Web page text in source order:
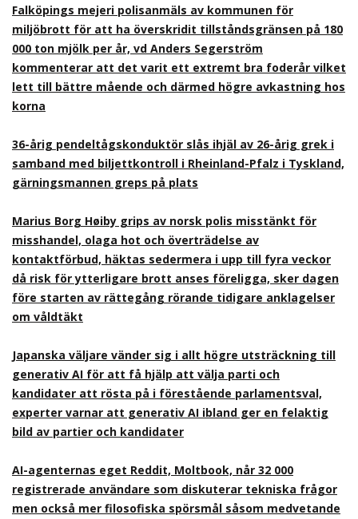
Falköpings mejeri polisanmäls av kommunen för
miljöbrott för att ha överskridit tillståndsgränsen på 180
000 ton mjölk per år, vd Anders Segerström
kommenterar att det varit ett extremt bra foderår vilket
lett till bättre mående och därmed högre avkastning hos
korna
36-årig pendeltågskonduktör slås ihjäl av 26-årig grek i
samband med biljettkontroll i Rheinland-Pfalz i Tyskland,
gärningsmannen greps på plats
Marius Borg Høiby grips av norsk polis misstänkt för
misshandel, olaga hot och överträdelse av
kontaktförbud, häktas sedermera i upp till fyra veckor
då risk för ytterligare brott anses föreligga, sker dagen
före starten av rättegång rörande tidigare anklagelser
om våldtäkt
Japanska väljare vänder sig i allt högre utsträckning till
generativ AI för att få hjälp att välja parti och
kandidater att rösta på i förestående parlamentsval,
experter varnar att generativ AI ibland ger en felaktig
bild av partier och kandidater
AI-agenternas eget Reddit, Moltbook, når 32 000
registrerade användare som diskuterar tekniska frågor
men också mer filosofiska spörsmål såsom medvetande